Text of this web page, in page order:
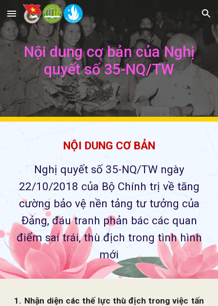
Skip to main content Skip to navigation
Nội dung cơ bản của Nghị
quyết số 35-NQ/TW
NỘI DUNG CƠ BẢN
Nghị quyết số 35-NQ/TW ngày
22/10/2018 của Bộ Chính trị về tăng
cường bảo vệ nền tảng tư tưởng của
Đảng, đáu tranh phản bác các quan
điểm sai trái, thù địch trong tình hình
mới
1. Nhận diện các thế lực thù địch trong việc tấn